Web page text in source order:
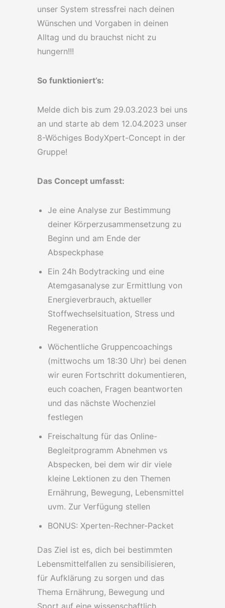
unser System stressfrei nach deinen
Wünschen und Vorgaben in deinen
Alltag und du brauchst nicht zu
hungern!!!
So funktioniert’s:
Melde dich bis zum 29.03.2023 bei uns
an und starte ab dem 12.04.2023 unser
8-Wöchiges BodyXpert-Concept in der
Gruppe!
Das Concept umfasst:
Je eine Analyse zur Bestimmung
deiner Körperzusammensetzung zu
Beginn und am Ende der
Abspeckphase
Ein 24h Bodytracking und eine
Atemgasanalyse zur Ermittlung von
Energieverbrauch, aktueller
Stoffwechselsituation, Stress und
Regeneration
Wöchentliche Gruppencoachings
(mittwochs um 18:30 Uhr) bei denen
wir euren Fortschritt dokumentieren,
euch coachen, Fragen beantworten
und das nächste Wochenziel
festlegen
Freischaltung für das Online-
Begleitprogramm Abnehmen vs
Abspecken, bei dem wir dir viele
kleine Lektionen zu den Themen
Ernährung, Bewegung, Lebensmittel
uvm. Zur Verfügung stellen
BONUS: Xperten-Rechner-Packet
Das Ziel ist es, dich bei bestimmten
Lebensmittelfallen zu sensibilisieren,
für Aufklärung zu sorgen und das
Thema Ernährung, Bewegung und
Sport auf eine wissenschaftlich